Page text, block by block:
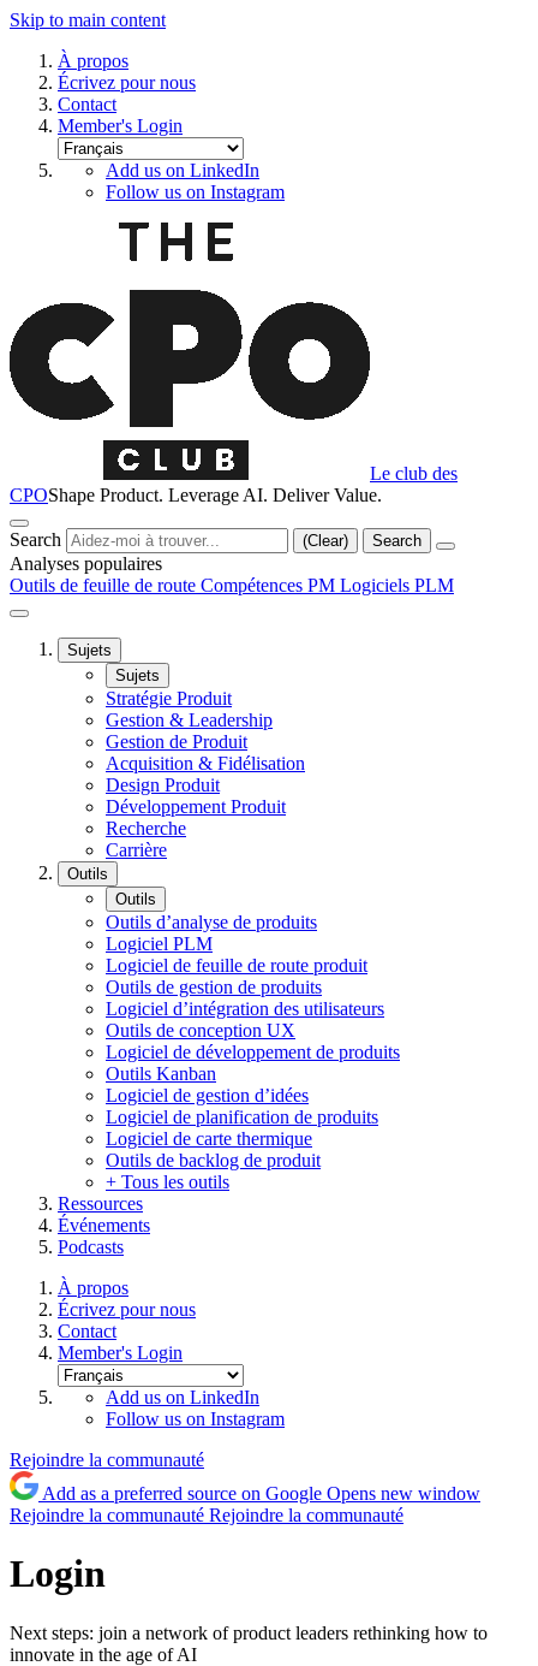
Skip to main content
À propos
Écrivez pour nous
Contact
Member's Login
Add us on LinkedIn
Follow us on Instagram
Le club des
CPOShape Product. Leverage AI. Deliver Value.
Search (Clear) Search
Analyses populaires
Outils de feuille de route Compétences PM Logiciels PLM
Sujets
Sujets
Stratégie Produit
Gestion & Leadership
Gestion de Produit
Acquisition & Fidélisation
Design Produit
Développement Produit
Recherche
Carrière
Outils
Outils
Outils d’analyse de produits
Logiciel PLM
Logiciel de feuille de route produit
Outils de gestion de produits
Logiciel d’intégration des utilisateurs
Outils de conception UX
Logiciel de développement de produits
Outils Kanban
Logiciel de gestion d’idées
Logiciel de planification de produits
Logiciel de carte thermique
Outils de backlog de produit
+ Tous les outils
Ressources
Événements
Podcasts
À propos
Écrivez pour nous
Contact
Member's Login
Add us on LinkedIn
Follow us on Instagram
Rejoindre la communauté
Add as a preferred source on Google Opens new window
Rejoindre la communauté Rejoindre la communauté
Login
Next steps: join a network of product leaders rethinking how to
innovate in the age of AI